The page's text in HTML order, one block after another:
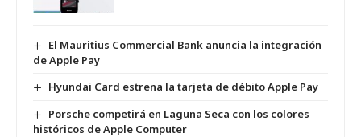
El Mauritius Commercial Bank anuncia la integración
de Apple Pay
Hyundai Card estrena la tarjeta de débito Apple Pay
Porsche competirá en Laguna Seca con los colores
históricos de Apple Computer